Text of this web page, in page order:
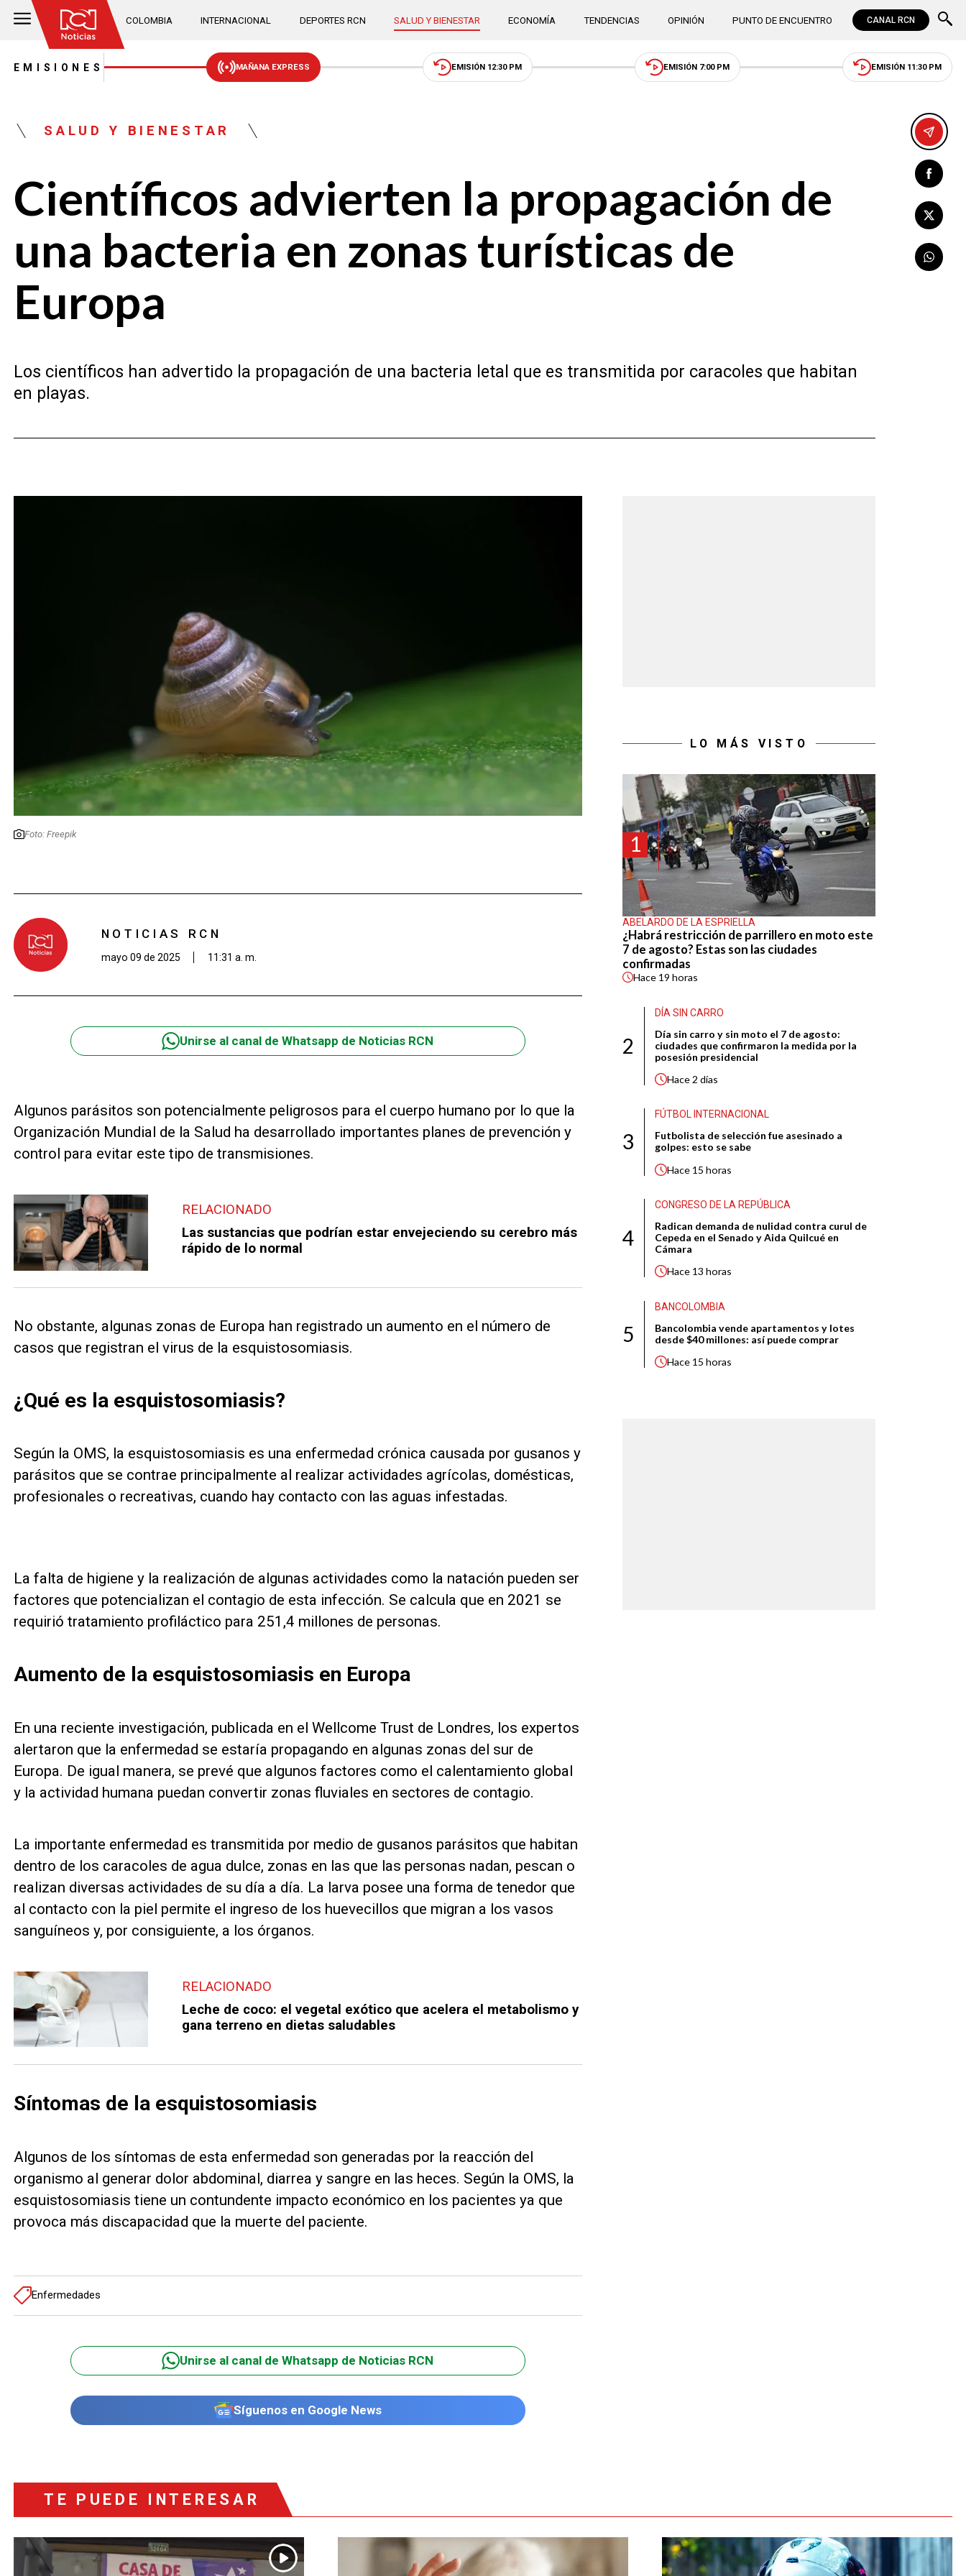
COLOMBIA INTERNACIONAL DEPORTES RCN SALUD Y BIENESTAR ECONOMÍA TENDENCIAS OPINIÓN PUNTO DE ENCUENTRO CANAL RCN
EMISIONES MAÑANA EXPRESS EMISIÓN 12:30 PM EMISIÓN 7:00 PM EMISIÓN 11:30 PM
SALUD Y BIENESTAR
Científicos advierten la propagación de
una bacteria en zonas turísticas de
Europa
Los científicos han advertido la propagación de una bacteria letal que es transmitida por caracoles que habitan
en playas.
Foto: Freepik
NOTICIAS RCN
mayo 09 de 2025 11:31 a. m.
Unirse al canal de Whatsapp de Noticias RCN
Algunos parásitos son potencialmente peligrosos para el cuerpo humano por lo que la
Organización Mundial de la Salud ha desarrollado importantes planes de prevención y
control para evitar este tipo de transmisiones.
RELACIONADO
Las sustancias que podrían estar envejeciendo su cerebro más
rápido de lo normal
No obstante, algunas zonas de Europa han registrado un aumento en el número de
casos que registran el virus de la esquistosomiasis.
¿Qué es la esquistosomiasis?
Según la OMS, la esquistosomiasis es una enfermedad crónica causada por gusanos y
parásitos que se contrae principalmente al realizar actividades agrícolas, domésticas,
profesionales o recreativas, cuando hay contacto con las aguas infestadas.
La falta de higiene y la realización de algunas actividades como la natación pueden ser
factores que potencializan el contagio de esta infección. Se calcula que en 2021 se
requirió tratamiento profiláctico para 251,4 millones de personas.
Aumento de la esquistosomiasis en Europa
En una reciente investigación, publicada en el Wellcome Trust de Londres, los expertos
alertaron que la enfermedad se estaría propagando en algunas zonas del sur de
Europa. De igual manera, se prevé que algunos factores como el calentamiento global
y la actividad humana puedan convertir zonas fluviales en sectores de contagio.
La importante enfermedad es transmitida por medio de gusanos parásitos que habitan
dentro de los caracoles de agua dulce, zonas en las que las personas nadan, pescan o
realizan diversas actividades de su día a día. La larva posee una forma de tenedor que
al contacto con la piel permite el ingreso de los huevecillos que migran a los vasos
sanguíneos y, por consiguiente, a los órganos.
RELACIONADO
Leche de coco: el vegetal exótico que acelera el metabolismo y
gana terreno en dietas saludables
Síntomas de la esquistosomiasis
Algunos de los síntomas de esta enfermedad son generadas por la reacción del
organismo al generar dolor abdominal, diarrea y sangre en las heces. Según la OMS, la
esquistosomiasis tiene un contundente impacto económico en los pacientes ya que
provoca más discapacidad que la muerte del paciente.
Enfermedades
Unirse al canal de Whatsapp de Noticias RCN
Síguenos en Google News
LO MÁS VISTO
1
ABELARDO DE LA ESPRIELLA
¿Habrá restricción de parrillero en moto este
7 de agosto? Estas son las ciudades
confirmadas
Hace 19 horas
2
DÍA SIN CARRO
Día sin carro y sin moto el 7 de agosto:
ciudades que confirmaron la medida por la
posesión presidencial
Hace2 días
3
FÚTBOL INTERNACIONAL
Futbolista de selección fue asesinado a
golpes: esto se sabe
Hace 15 horas
4
CONGRESO DE LA REPÚBLICA
Radican demanda de nulidad contra curul de
Cepeda en el Senado y Aida Quilcué en
Cámara
Hace 13 horas
5
BANCOLOMBIA
Bancolombia vende apartamentos y lotes
desde $40 millones: así puede comprar
Hace 15 horas
TE PUEDE INTERESAR